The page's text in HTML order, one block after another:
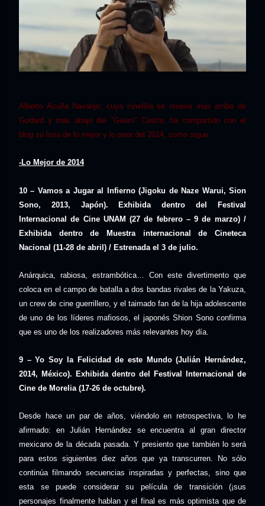
Alberto Acuña Navarijo, cuya cinefilia se mueve más arriba de
Godard y más abajo del "Güero" Castro, ha compartido con el
blog su lista de lo mejor y lo peor del 2014, como sigue:
-Lo Mejor de 2014
10 – Vamos a Jugar al Infierno (Jigoku de Naze Warui, Sion
Sono, 2013, Japón). Exhibida dentro del Festival
Internacional de Cine UNAM (27 de febrero – 9 de marzo) /
Exhibida dentro de Muestra internacional de Cineteca
Nacional (11-28 de abril) / Estrenada el 3 de julio.
Anárquica, rabiosa, estrambótica… Con este divertimento que
coloca en el campo de batalla a dos bandas rivales de la Yakuza,
un crew de cine guerrillero, y el taimado fan de la hija adolescente
de uno de los líderes mafiosos, el japonés Shion Sono confirma
que es uno de los realizadores más relevantes hoy día.
9 – Yo Soy la Felicidad de este Mundo (Julián Hernández,
2014, México). Exhibida dentro del Festival Internacional de
Cine de Morelia (17-26 de octubre).
Desde hace un par de años, viéndolo en retrospectiva, lo he
afirmado: en Julián Hernández se encuentra al gran director
mexicano de la década pasada. Y presiento que también lo será
para estos siguientes diez años que ya transcurren. No sólo
continúa filmando secuencias inspiradas y perfectas, sino que
esta se puede considerar su película de transición (¡sus
personajes finalmente hablan y el final es más optimista que de